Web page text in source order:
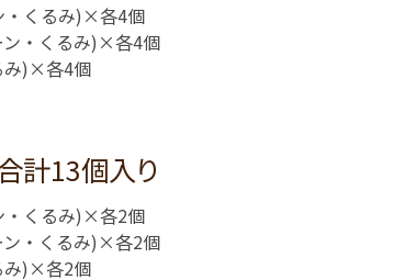
・くるみ)×各4個
ン・くるみ)×各4個
み)×各4個
計13個入り
・くるみ)×各2個
ン・くるみ)×各2個
み)×各2個